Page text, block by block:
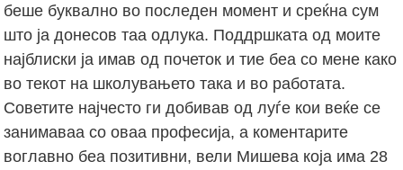
беше буквално во последен момент и среќна сум
што ја донесов таа одлука. Поддршката од моите
најблиски ја имав од почеток и тие беа со мене како
во текот на школувањето така и во работата.
Советите најчесто ги добивав од луѓе кои веќе се
занимаваа со оваа професија, а коментарите
воглавно беа позитивни, вели Мишева која има 28